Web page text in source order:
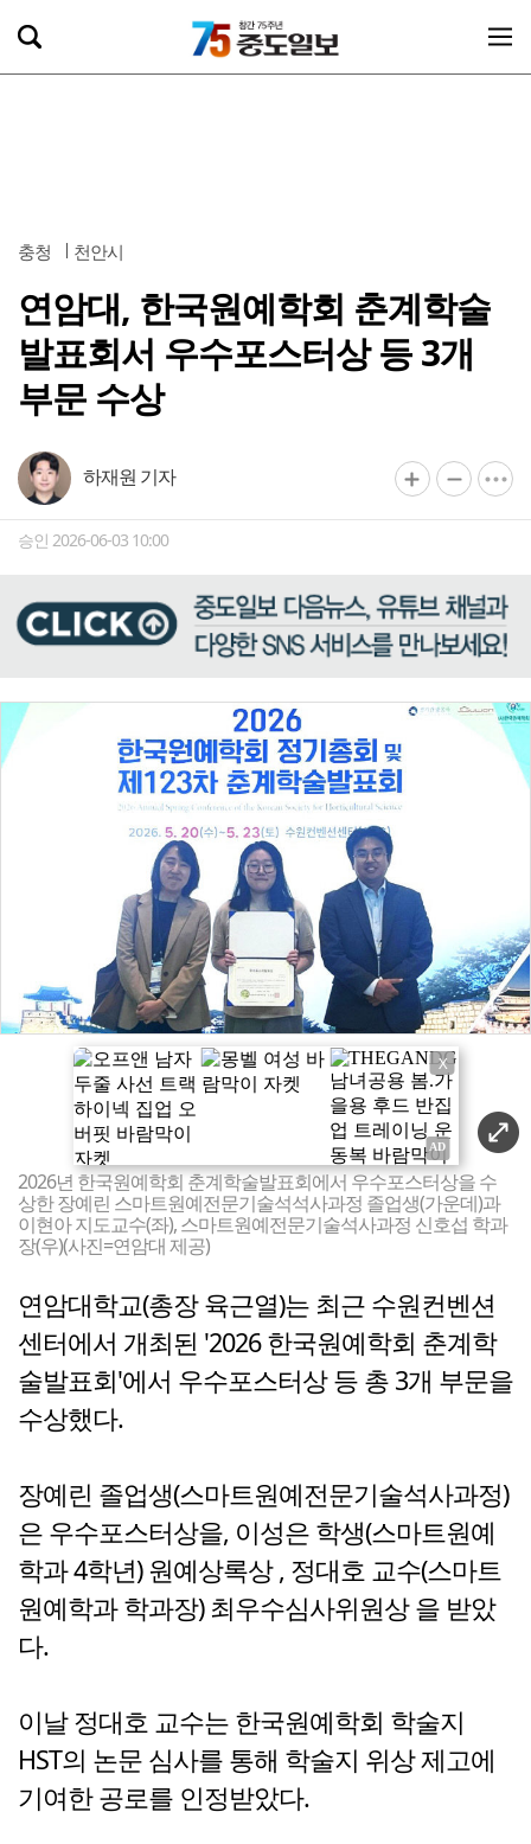
충청 천안시
연암대, 한국원예학회 춘계학술
발표회서 우수포스터상 등 3개
부문 수상
하재원 기자
승인 2026-06-03 10:00
X
2026년 한국원예학회 춘계학술발표회에서 우수포스터상을 수
상한 장예린 스마트원예전문기술석석사과정 졸업생(가운데)과
이현아 지도교수(좌), 스마트원예전문기술석사과정 신호섭 학과
장(우)(사진=연암대 제공)
연암대학교(총장 육근열)는 최근 수원컨벤션
센터에서 개최된 '2026 한국원예학회 춘계학
술발표회'에서 우수포스터상 등 총 3개 부문을
수상했다.
장예린 졸업생(스마트원예전문기술석사과정)
은 우수포스터상을, 이성은 학생(스마트원예
학과 4학년) 원예상록상 , 정대호 교수(스마트
원예학과 학과장) 최우수심사위원상 을 받았
다.
이날 정대호 교수는 한국원예학회 학술지
HST의 논문 심사를 통해 학술지 위상 제고에
기여한 공로를 인정받았다.